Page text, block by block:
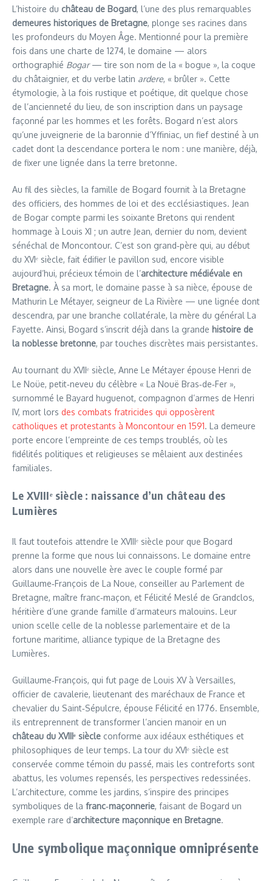
L’histoire du château de Bogard, l’une des plus remarquables
demeures historiques de Bretagne, plonge ses racines dans
les profondeurs du Moyen Âge. Mentionné pour la première
fois dans une charte de 1274, le domaine — alors
orthographié Bogar— tire son nom de la « bogue », la coque
du châtaignier, et du verbe latin ardere, « brûler ». Cette
étymologie, à la fois rustique et poétique, dit quelque chose
de l’ancienneté du lieu, de son inscription dans un paysage
façonné par les hommes et les forêts. Bogard n’est alors
qu’une juveignerie de la baronnie d’Yffiniac, un fief destiné à un
cadet dont la descendance portera le nom : une manière, déjà,
de fixer une lignée dans la terre bretonne.
Au fil des siècles, la famille de Bogard fournit à la Bretagne
des officiers, des hommes de loi et des ecclésiastiques. Jean
de Bogar compte parmi les soixante Bretons qui rendent
hommage à Louis XI ; un autre Jean, dernier du nom, devient
sénéchal de Moncontour. C’est son grand‑père qui, au début
du XVIᵉ siècle, fait édifier le pavillon sud, encore visible
aujourd’hui, précieux témoin de l’architecture médiévale en
Bretagne. À sa mort, le domaine passe à sa nièce, épouse de
Mathurin Le Métayer, seigneur de La Rivière — une lignée dont
descendra, par une branche collatérale, la mère du général La
Fayette. Ainsi, Bogard s’inscrit déjà dans la grande histoire de
la noblesse bretonne, par touches discrètes mais persistantes.
Au tournant du XVIIᵉ siècle, Anne Le Métayer épouse Henri de
Le Noüe, petit‑neveu du célèbre « La Nouë Bras‑de‑Fer »,
surnommé le Bayard huguenot, compagnon d’armes de Henri
IV, mort lors des combats fratricides qui opposèrent
catholiques et protestants à Moncontour en 1591. La demeure
porte encore l’empreinte de ces temps troublés, où les
fidélités politiques et religieuses se mêlaient aux destinées
familiales.
Le XVIIIᵉ siècle : naissance d’un château des
Lumières
Il faut toutefois attendre le XVIIIᵉ siècle pour que Bogard
prenne la forme que nous lui connaissons. Le domaine entre
alors dans une nouvelle ère avec le couple formé par
Guillaume‑François de La Noue, conseiller au Parlement de
Bretagne, maître franc‑maçon, et Félicité Meslé de Grandclos,
héritière d’une grande famille d’armateurs malouins. Leur
union scelle celle de la noblesse parlementaire et de la
fortune maritime, alliance typique de la Bretagne des
Lumières.
Guillaume‑François, qui fut page de Louis XV à Versailles,
officier de cavalerie, lieutenant des maréchaux de France et
chevalier du Saint‑Sépulcre, épouse Félicité en 1776. Ensemble,
ils entreprennent de transformer l’ancien manoir en un
château du XVIIIᵉ siècle conforme aux idéaux esthétiques et
philosophiques de leur temps. La tour du XVIᵉ siècle est
conservée comme témoin du passé, mais les contreforts sont
abattus, les volumes repensés, les perspectives redessinées.
L’architecture, comme les jardins, s’inspire des principes
symboliques de la franc‑maçonnerie, faisant de Bogard un
exemple rare d’architecture maçonnique en Bretagne.
Une symbolique maçonnique omniprésente